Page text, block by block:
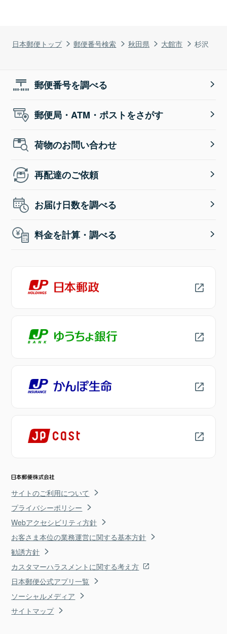
日本郵便トップ 郵便番号検索 秋田県 大館市 杉沢
郵便番号を調べる
郵便局・ATM・ポストをさがす
荷物のお問い合わせ
再配達のご依頼
お届け日数を調べる
料金を計算・調べる
サイトのご利用について
プライバシーポリシー
Webアクセシビリティ方針
お客さま本位の業務運営に関する基本方針
勧誘方針
カスタマーハラスメントに関する考え方
日本郵便公式アプリ一覧
ソーシャルメディア
サイトマップ